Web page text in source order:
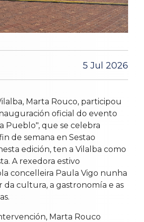
5 Jul 2026
Marta Rouco, participou
oficial do evento
Pueblo", que se celebra
de semana en Sestao
edición, ten a Vilalba como
A rexedora estivo
concelleira Paula Vigo nunha
da cultura, a gastronomía e as
Marta Rouco